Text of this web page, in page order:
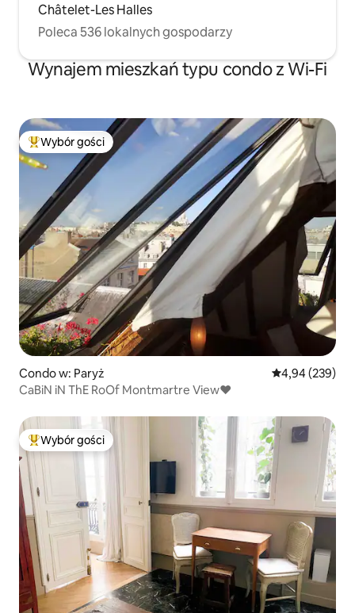
Châtelet-Les Halles
Poleca 536 lokalnych gospodarzy
Wynajem mieszkań typu condo z Wi-Fi
Najpopularniejsze z kategorii Wybór gości
Wybór gości
Condo w: Paryż Średnia
4,94 (239)
CaBiN iN ThE RoOf Montmartre View♥
Najpopularniejsze z kategorii Wybór gości
Wybór gości